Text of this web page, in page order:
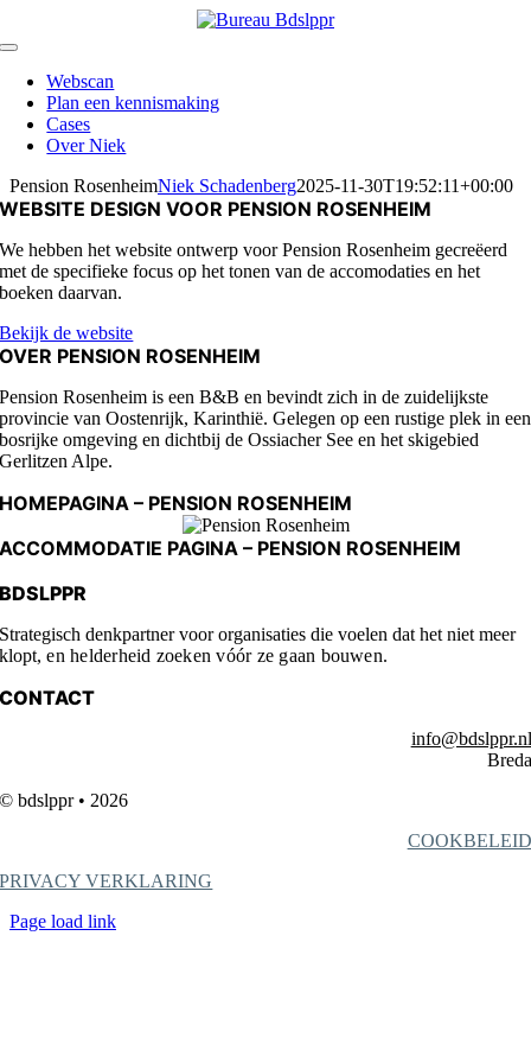
to
Toggle
NavigationWebscan
Plan een kennismaking
Cases
Over Niek
Pension RosenheimNiek Schadenberg2025-11-30T19:52:11+00:00
WEBSITE DESIGN VOOR PENSION ROSENHEIM
We hebben het website ontwerp voor Pension Rosenheim gecreëerd
met de specifieke focus op het tonen van de accomodaties en het
boeken daarvan.
Bekijk de website
OVER PENSION ROSENHEIM
Pension Rosenheim is een B&B en bevindt zich in de zuidelijkste
provincie van Oostenrijk, Karinthië. Gelegen op een rustige plek in een
bosrijke omgeving en dichtbij de Ossiacher See en het skigebied
Gerlitzen Alpe.
HOMEPAGINA – PENSION ROSENHEIM
ACCOMMODATIE PAGINA – PENSION ROSENHEIM
BDSLPPR
Strategisch denkpartner voor organisaties die voelen dat het niet meer
klopt,en helderheid zoeken vóór ze gaan bouwen.
CONTACT
info@bdslppr.nl
Breda
© bdslppr • 2026
COOKBELEID
PRIVACY VERKLARING
Page load link